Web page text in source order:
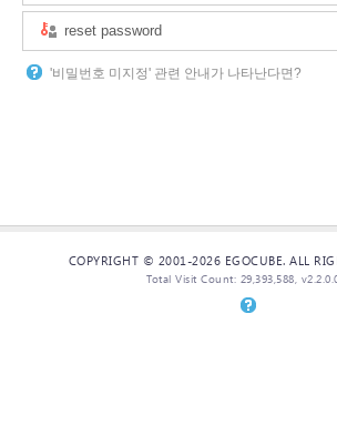
reset password
'비밀번호 미지정' 관련 안내가 나타난다면?
COPYRIGHT © 2001-2026 EGOCUBE. ALL
Total Visit Count: 29,393,588,